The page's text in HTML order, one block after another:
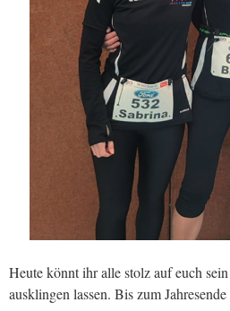
Heute könnt ihr alle stolz auf euch
ausklingen lassen. Bis zum